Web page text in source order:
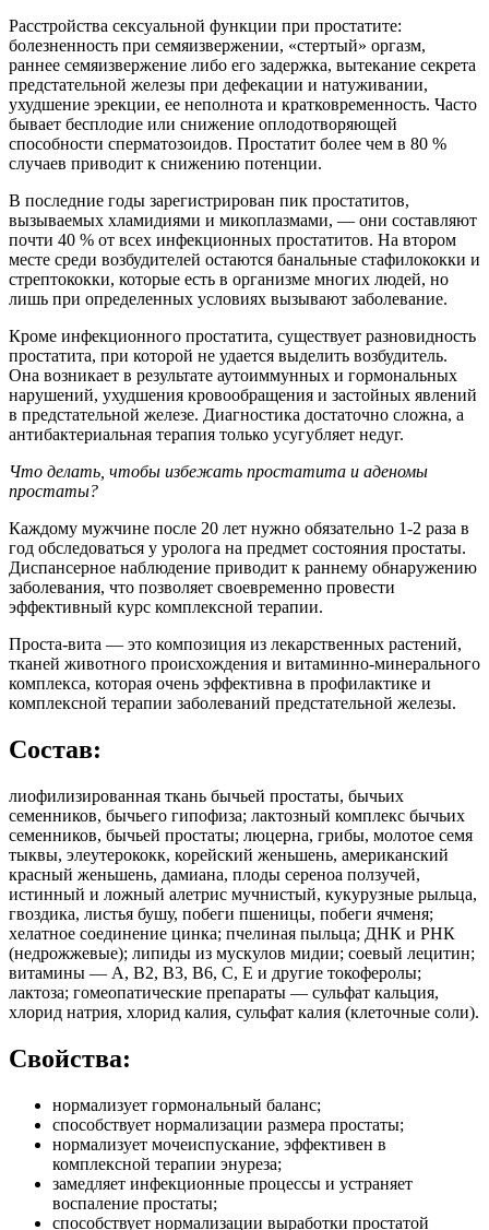
Расстройства сексуальной функции при простатите:
болезненность при семяизвержении, «стертый» оргазм,
раннее семяизвержение либо его задержка, вытекание секрета
предстательной железы при дефекации и натуживании,
ухудшение эрекции, ее неполнота и кратковременность. Часто
бывает бесплодие или снижение оплодотворяющей
способности сперматозоидов. Простатит более чем в 80 %
случаев приводит к снижению потенции.
В последние годы зарегистрирован пик простатитов,
вызываемых хламидиями и микоплазмами, — они составляют
почти 40 % от всех инфекционных простатитов. На втором
месте среди возбудителей остаются банальные стафилококки и
стрептококки, которые есть в организме многих людей, но
лишь при определенных условиях вызывают заболевание.
Кроме инфекционного простатита, существует разновидность
простатита, при которой не удается выделить возбудитель.
Она возникает в результате аутоиммунных и гормональных
нарушений, ухудшения кровообращения и застойных явлений
в предстательной железе. Диагностика достаточно сложна, а
антибактериальная терапия только усугубляет недуг.
Что делать, чтобы избежать простатита и аденомы
простаты?
Каждому мужчине после 20 лет нужно обязательно 1-2 раза в
год обследоваться у уролога на предмет состояния простаты.
Диспансерное наблюдение приводит к раннему обнаружению
заболевания, что позволяет своевременно провести
эффективный курс комплексной терапии.
Проста-вита — это композиция из лекарственных растений,
тканей животного происхождения и витаминно-минерального
комплекса, которая очень эффективна в профилактике и
комплексной терапии заболеваний предстательной железы.
Состав:
лиофилизированная ткань бычьей простаты, бычьих
семенников, бычьего гипофиза; лактозный комплекс бычьих
семенников, бычьей простаты; люцерна, грибы, молотое семя
тыквы, элеутерококк, корейский женьшень, американский
красный женьшень, дамиана, плоды сереноа ползучей,
истинный и ложный алетрис мучнистый, кукурузные рыльца,
гвоздика, листья бушу, побеги пшеницы, побеги ячменя;
хелатное соединение цинка; пчелиная пыльца; ДНК и РНК
(недрожжевые); липиды из мускулов мидии; соевый лецитин;
витамины — А, В2, В3, В6, С, Е и другие токоферолы;
лактоза; гомеопатические препараты — сульфат кальция,
хлорид натрия, хлорид калия, сульфат калия (клеточные соли).
Свойства:
нормализует гормональный баланс;
способствует нормализации размера простаты;
нормализует мочеиспускание, эффективен в
комплексной терапии энуреза;
замедляет инфекционные процессы и устраняет
воспаление простаты;
способствует нормализации выработки простатой